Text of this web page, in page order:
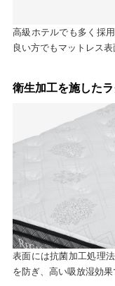
高級ホテルでも多く採
良い方でもマットレス
衛生加工を施した
表面には抗菌加工処理
を防ぎ、高い吸放湿効果